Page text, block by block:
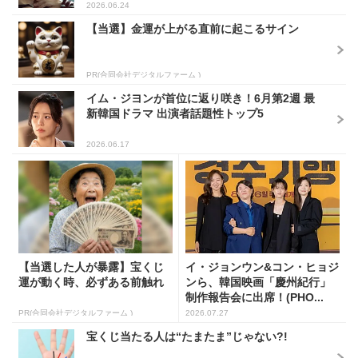
2026.06.24
【当選】金運が上がる直前に起こるサイン
PR(合同会社デジタルファーム )
イム・ジヨンが首位に返り咲き！6月第2週 最
新韓国ドラマ 出演者話題性トップ5
2026.06.17
【当選した人が暴露】宝くじ
運が動く時、必ずある前触れ
PR(合同会社デジタルファーム )
イ・ジョンウン&コン・ヒョジ
ンら、韓国映画「慶州紀行」
制作報告会に出席！(PHO...
2026.07.27
宝くじ当たる人は“たまたま”じゃない?!